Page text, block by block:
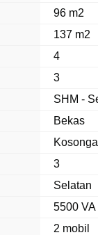
96 m2
137 m2
4
3
SHM -
Bekas
3
Selatan
5500 VA
2 mobil